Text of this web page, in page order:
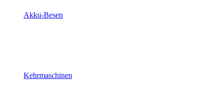
Akku-Besen
Kehrmaschinen